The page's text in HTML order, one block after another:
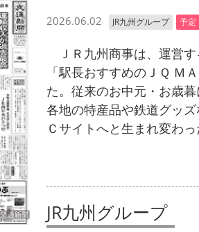
2026.06.02 JR九州グループ 予定
ＪＲ九州商事は、運営
「駅長おすすめのＪＱ Ｍ
た。従来のお中元・お歳
各地の特産品や鉄道グッ
Ｃサイトへと生まれ変わっ
JR九州グループ